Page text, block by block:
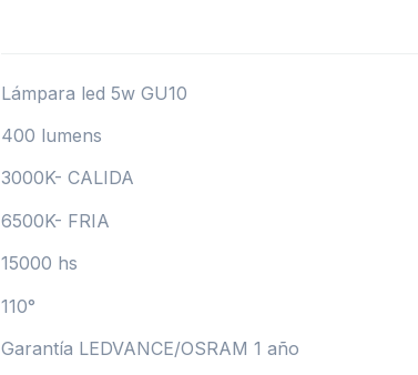
Lámpara led 5w GU10
400 lumens
3000K- CALIDA
6500K- FRIA
15000 hs
110°
Garantía LEDVANCE/OSRAM 1 año